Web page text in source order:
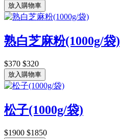
放入購物車
熟白芝麻粉(1000g/袋)
$370 $320
放入購物車
松子(1000g/袋)
$1900 $1850